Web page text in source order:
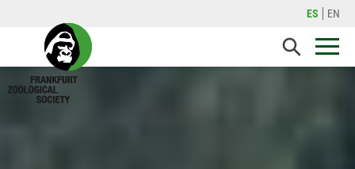
ES EN